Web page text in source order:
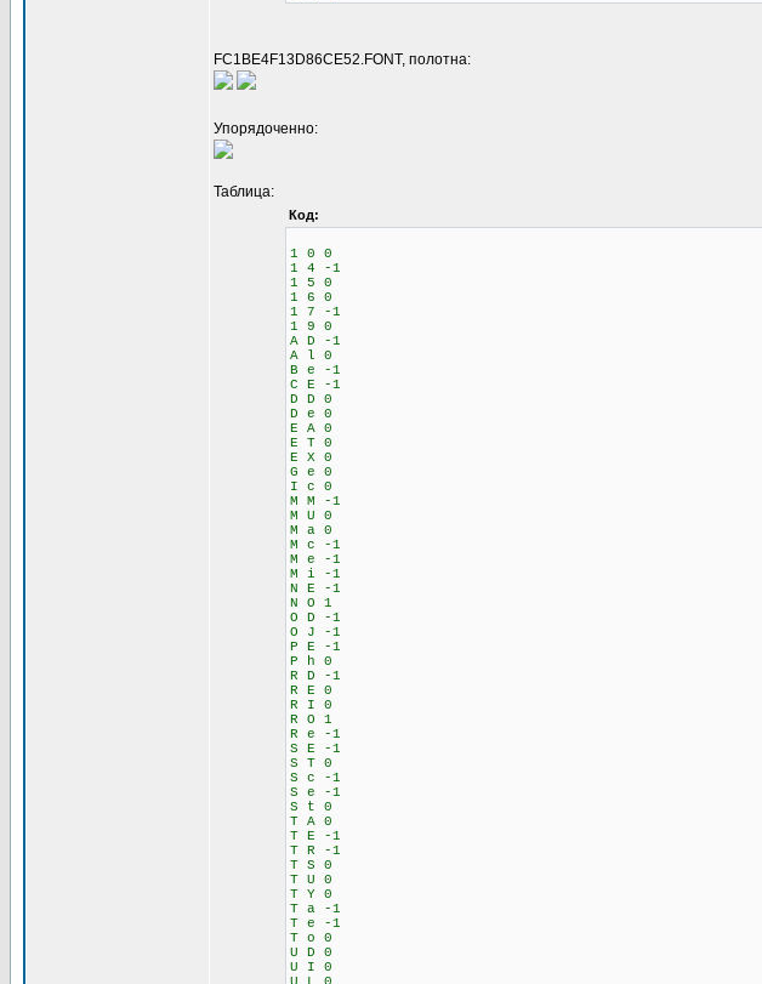
FC1BE4F13D86CE52.FONT, полотна:
Упорядоченно:
Таблица:
Код:
1 0 0
1 4 -1
1 5 0
1 6 0
1 7 -1
1 9 0
A D -1
A l 0
B e -1
C E -1
D D 0
D e 0
E A 0
E T 0
E X 0
G e 0
I c 0
M M -1
M U 0
M a 0
M c -1
M e -1
M i -1
N E -1
N O 1
O D -1
O J -1
P E -1
P h 0
R D -1
R E 0
R I 0
R O 1
R e -1
S E -1
S T 0
S c -1
S e -1
S t 0
T A 0
T E -1
T R -1
T S 0
T U 0
T Y 0
T a -1
T e -1
T o 0
U D 0
U I 0